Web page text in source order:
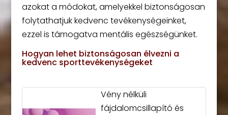
azokat a módokat, amelyekkel biztonságosan
folytathatjuk kedvenc tevékenységeinket,
ezzel is támogatva mentális egészségünket.
Hogyan lehet biztonságosan élvezni a
kedvenc sporttevékenységeket
Vény nélküli
fájdalomcsillapító és